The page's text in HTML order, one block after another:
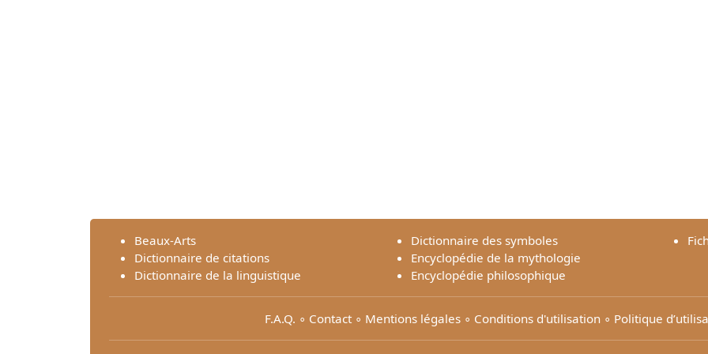
Beaux-Arts
Dictionnaire de citations
Dictionnaire de la linguistique
Dictionnaire des symboles
Encyclopédie de la mythologie
Encyclopédie philosophique
F.A.Q. ∘ Contact∘ Mentions légales∘ Conditions d'utilisation∘ Politique